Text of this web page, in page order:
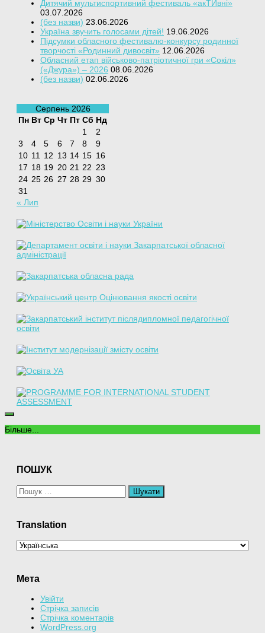
Дитячий мультиспортивний фестиваль «акТИвні»
03.07.2026
(без назви) 23.06.2026
Україна звучить голосами дітей! 19.06.2026
Підсумки обласного фестивалю-конкурсу родинної
творчості «Родинний дивосвіт» 12.06.2026
Обласний етап військово-патріотичної гри «Сокіл»
(«Джура») – 2026 08.06.2026
(без назви) 02.06.2026
Серпень 2026
Пн Вт Ср Чт Пт Сб Нд
1
2
3
4 5 6 7 8
9
10 11 12 13 14 15 16
17 18 19 20 21 22 23
24 25 26 27 28 29 30
31
« Лип
Більше...
ПОШУК
Пошук:
Translation
Мета
Увійти
Стрічка записів
Стрічка коментарів
WordPress.org